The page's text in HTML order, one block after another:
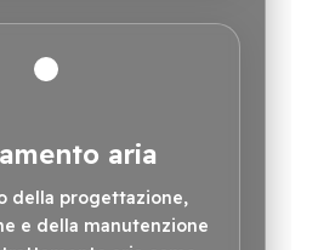
aria
della progettazione,
e della manutenzione